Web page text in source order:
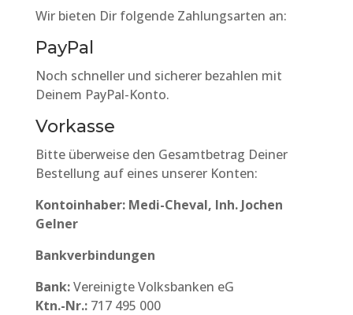
Wir bieten Dir folgende Zahlungsarten an:
PayPal
Noch schneller und sicherer bezahlen mit
Deinem PayPal-Konto.
Vorkasse
Bitte überweise den Gesamtbetrag Deiner
Bestellung auf eines unserer Konten:
Kontoinhaber: Medi-Cheval, Inh. Jochen
Gelner
Bankverbindungen
Bank:Vereinigte Volksbanken eG
Ktn.-Nr.:717 495 000